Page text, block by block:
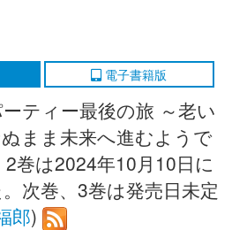
電子書籍版
ティー最後の旅 ～老い
まま未来へ進むようで
巻は2024年10月10日に
次巻、3巻は発売日未定
郎)